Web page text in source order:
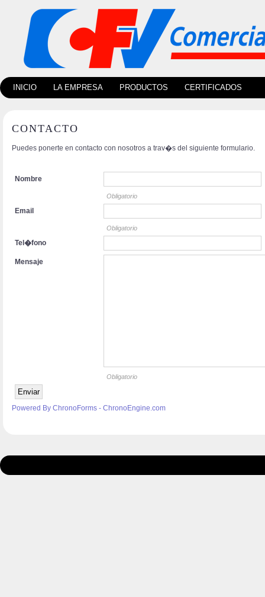
INICIO LA EMPRESA PRODUCTOS CERTIFICADOS
CONTACTO
Puedes ponerte en contacto con nosotros a trav�s del siguiente formulario.
Nombre
Obligatorio
Email
Obligatorio
Tel�fono
Mensaje
Obligatorio
Powered By ChronoForms - ChronoEngine.com